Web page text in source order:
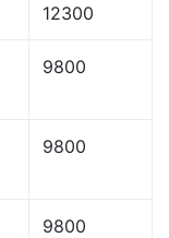
12300
9800
9800
9800